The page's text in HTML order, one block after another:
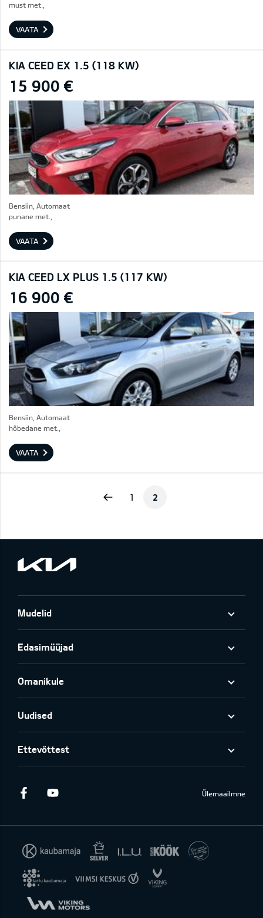
must met.,
VAATA
KIA CEED EX 1.5 (118 KW)
15 900 €
Bensiin, Automaat
punane met.,
VAATA
KIA CEED LX PLUS 1.5 (117 KW)
16 900 €
Bensiin, Automaat
hõbedane met.,
VAATA
1 2
Mudelid
Edasimüüjad
Omanikule
Uudised
Ettevõttest
Facebook Ülemaailmne